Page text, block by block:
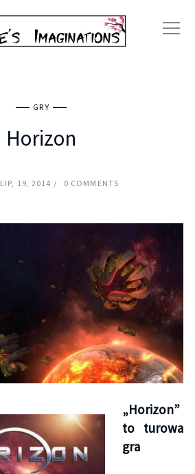
GRY
Horizon
LIP, 19, 2014 0 COMMENTS
„Horizon”
to turowa
gra